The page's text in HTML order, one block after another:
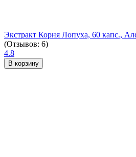
Экстракт Корня Лопуха, 60 капс.,
(Отзывов: 6)
4.8
В корзину